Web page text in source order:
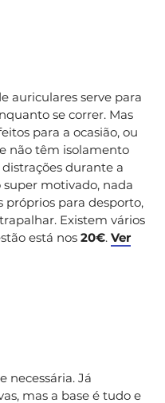
auriculares serve para
se correr. Mas
para a ocasião, ou
não têm isolamento
durante a
motivado, nada
para desporto,
Existem vários
está nos 20€. Ver
necessária. Já
mas a base é tudo e